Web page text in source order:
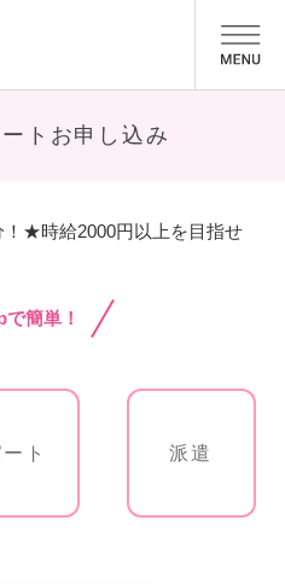
トお申し込み
★時給2000円以上を目指せ
で簡単！
ト 派遣